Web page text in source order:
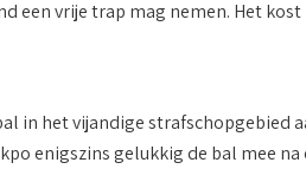
een vrije trap mag nemen. Het
in het vijandige strafschopgebied
enigszins gelukkig de bal mee